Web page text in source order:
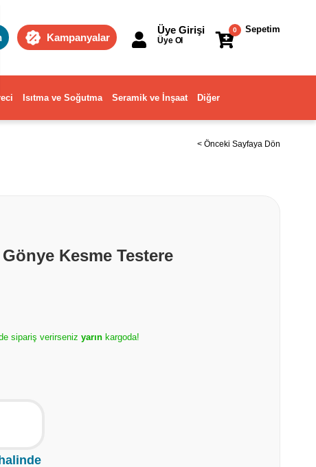
Kampanyalar
Sepetim
0
Üye Girişi
Üye Ol
Isıtma ve Soğutma Seramik ve İnşaat Diğer
< Önceki Sayfaya Dön
Kesme Testere
sipariş verirseniz yarın kargoda!